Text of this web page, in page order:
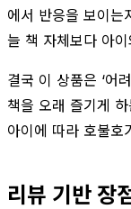
에서 반응을 보이는
늘 책 자체보다 아
결국 이 상품은 ‘어
책을 오래 즐기게
아이에 따라 호불호
리뷰 기반 장